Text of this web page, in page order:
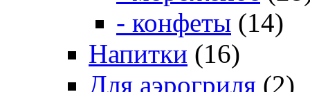
- конфеты (14)
Напитки (16)
Для аэрогриля (2)